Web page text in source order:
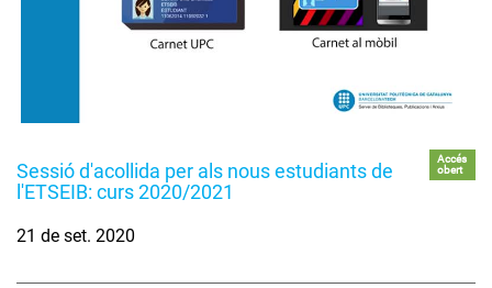
Sessió d'acollida per als nous estudiants de
l'ETSEIB: curs 2020/2021
Accés
obert
21 de set. 2020